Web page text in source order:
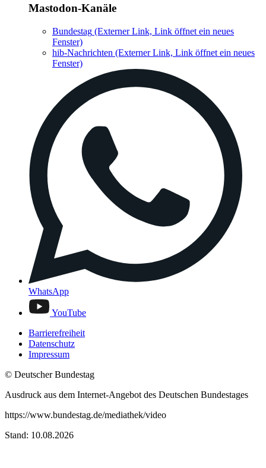
Mastodon-Kanäle
Bundestag (Externer Link, Link öffnet ein neues
Fenster)
hib-Nachrichten (Externer Link, Link öffnet ein neues
Fenster)
WhatsApp
YouTube
Barrierefreiheit
Datenschutz
Impressum
© Deutscher Bundestag
Ausdruck aus dem Internet-Angebot des Deutschen Bundestages
https://www.bundestag.de/mediathek/video
Stand: 10.08.2026